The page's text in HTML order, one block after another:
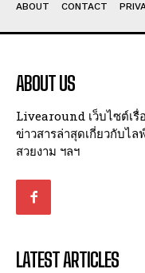
ABOUT CONTACT
ABOUT US
Livearound เว็บไซต์เรื่
ข่าวสารล่าสุดเกี่ยวกับไล
สวยงาม ฯลฯ
LATEST ARTICLES